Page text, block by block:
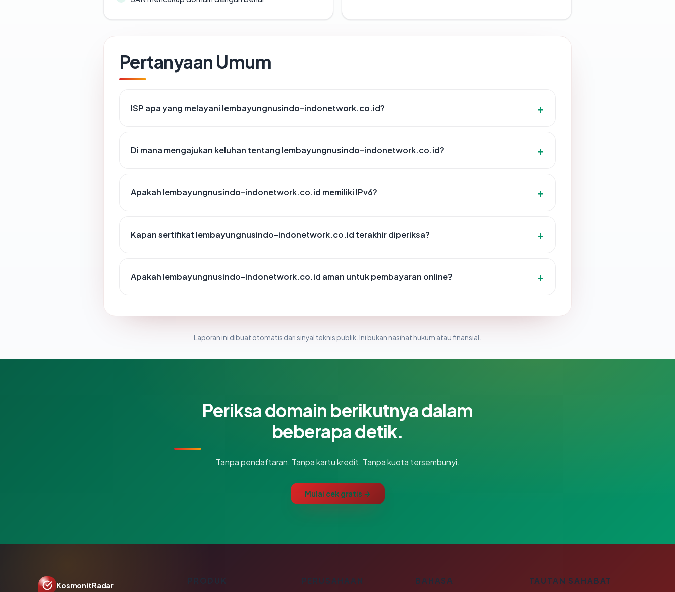
Pertanyaan Umum
ISP apa yang melayani lembayungnusindo-indonetwork.co.id?
Di mana mengajukan keluhan tentang lembayungnusindo-indonetwork.co.id?
Apakah lembayungnusindo-indonetwork.co.id memiliki IPv6?
Kapan sertifikat lembayungnusindo-indonetwork.co.id terakhir diperiksa?
Apakah lembayungnusindo-indonetwork.co.id aman untuk pembayaran online?
Laporan ini dibuat otomatis dari sinyal teknis publik. Ini bukan nasihat hukum atau finansial.
Periksa domain berikutnya dalam
beberapa detik.
Tanpa pendaftaran. Tanpa kartu kredit. Tanpa kuota tersembunyi.
Mulai cek gratis →
KosmonitRadar PERUSAHAAN BAHASA TAUTAN SAHABAT